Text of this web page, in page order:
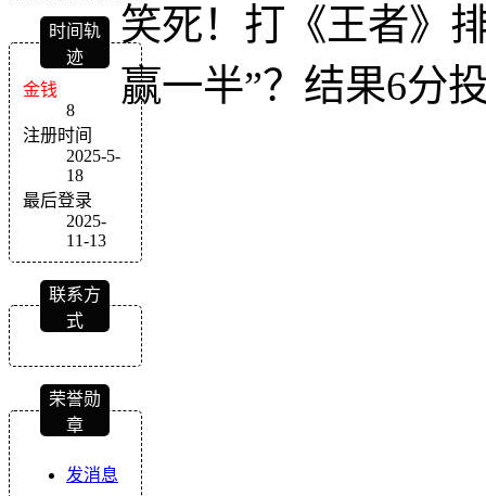
时间轨
迹
金钱
8
注册时间
2025-5-
18
最后登录
2025-
11-13
联系方
式
荣誉勋
章
发消息
笑死！打《王者》
赢一半”？结果6分